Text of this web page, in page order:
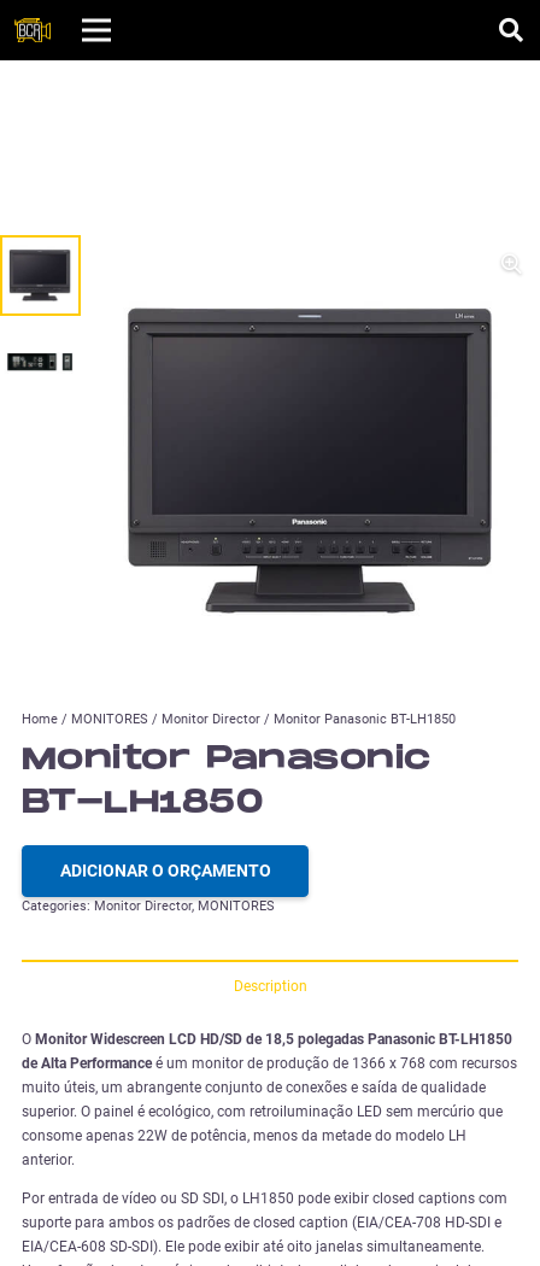
Home / MONITORES / Monitor Director / Monitor Panasonic BT-LH1850
Monitor Panasonic
BT-LH1850
ADICIONAR O ORÇAMENTO
Categories: Monitor Director, MONITORES
Description
O Monitor Widescreen LCD HD/SD de 18,5 polegadas Panasonic BT-LH1850
de Alta Performanceé um monitor de produção de 1366 x 768 com recursos
muito úteis, um abrangente conjunto de conexões e saída de qualidade
superior. O painel é ecológico, com retroiluminação LED sem mercúrio que
consome apenas 22W de potência, menos da metade do modelo LH
anterior.
Por entrada de vídeo ou SD SDI, o LH1850 pode exibir closed captions com
suporte para ambos os padrões de closed caption (EIA/CEA-708 HD-SDI e
EIA/CEA-608 SD-SDI). Ele pode exibir até oito janelas simultaneamente.